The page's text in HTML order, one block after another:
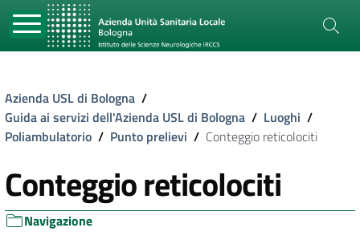
Azienda USL di Bologna /
Guida ai servizi dell'Azienda USL di Bologna / Luoghi /
Poliambulatorio / Punto prelievi / Conteggio reticolociti
Conteggio reticolociti
Navigazione